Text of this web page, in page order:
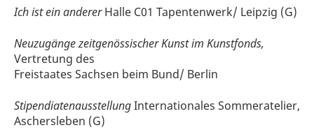
Ich ist ein andererHalle C01 Tapentenwerk/ Leipzig (G)
Neuzugänge zeitgenössischer Kunst im Kunstfonds,
Vertretung des
Freistaates Sachsen beim Bund/ Berlin
StipendiatenausstellungInternationales Sommeratelier,
Aschersleben (G)